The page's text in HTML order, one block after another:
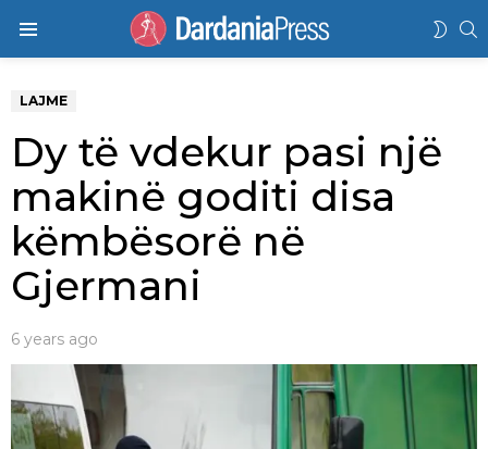
LAJME
Dy të vdekur pasi një
makinë goditi disa
këmbësorë në
Gjermani
6 years ago